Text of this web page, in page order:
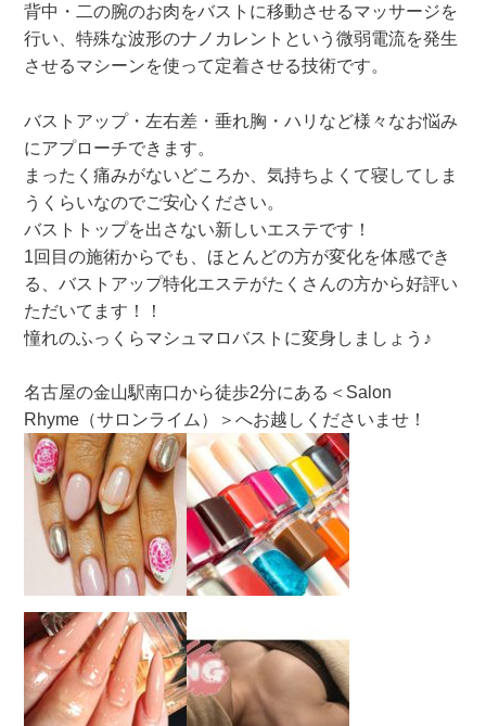
背中・二の腕のお肉をバストに移動させるマッサージを
行い、特殊な波形のナノカレントという微弱電流を発生
させるマシーンを使って定着させる技術です。
バストアップ・左右差・垂れ胸・ハリなど様々なお悩み
にアプローチできます。
まったく痛みがないどころか、気持ちよくて寝してしま
うくらいなのでご安心ください。
バストトップを出さない新しいエステです！
1回目の施術からでも、ほとんどの方が変化を体感でき
る、バストアップ特化エステがたくさんの方から好評い
ただいてます！！
憧れのふっくらマシュマロバストに変身しましょう♪
名古屋の金山駅南口から徒歩2分にある＜Salon
Rhyme（サロンライム）＞へお越しくださいませ！